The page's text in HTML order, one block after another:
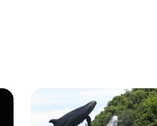
太地町立くじらの博物館